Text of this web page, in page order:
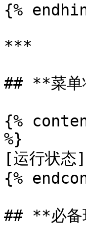
{%
***
## **菜
{%
%}
[运行状
{%
## **必